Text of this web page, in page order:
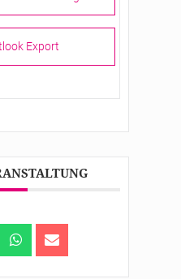
Export